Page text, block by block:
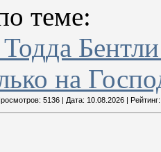
теме:
на
5136 | Дата: 10.08.2026 |